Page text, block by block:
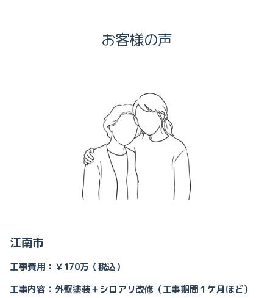
お客様の声
江南市
工事費用：￥170万（税込）
工事内容：外壁塗装＋シロアリ改修（工事期間１ケ月ほど）